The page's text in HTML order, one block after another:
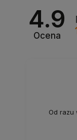
4.9
Ocena
Od razu